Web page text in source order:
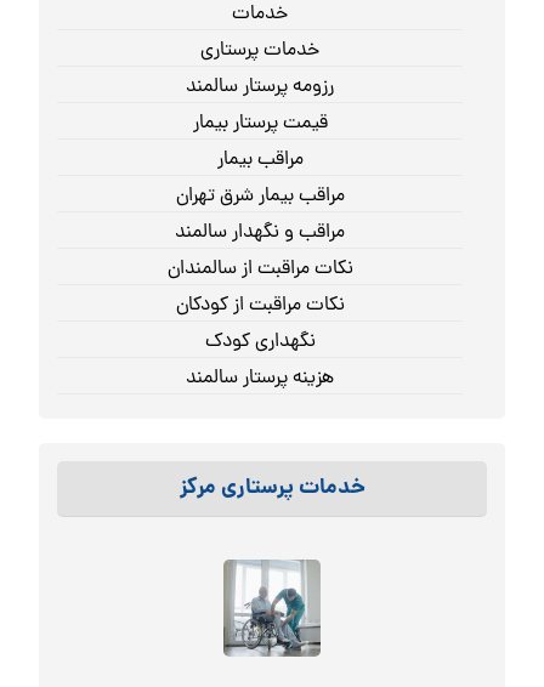
خدمات
خدمات پرستاری
رزومه پرستار سالمند
قیمت پرستار بیمار
مراقب بیمار
مراقب بیمار شرق تهران
مراقب و نگهدار سالمند
نکات مراقبت از سالمندان
نکات مراقبت از کودکان
نگهداری کودک
هزینه پرستار سالمند
خدمات پرستاری مرکز